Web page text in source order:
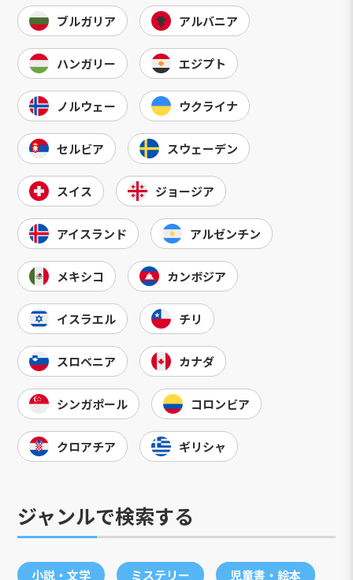
ブルガリア アルバニア
ハンガリー エジプト
ノルウェー ウクライナ
セルビア スウェーデン
スイス ジョージア
アイスランド アルゼンチン
メキシコ カンボジア
イスラエル チリ
スロベニア カナダ
シンガポール コロンビア
クロアチア ギリシャ
ジャンルで検索する
小説・文学 ミステリー 児童書・絵本